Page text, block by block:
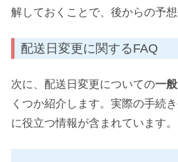
解しておくことで、後からの予
配送日変更に関するFAQ
次に、配送日変更についての一
くつか紹介します。実際の手続
に役立つ情報が含まれています。